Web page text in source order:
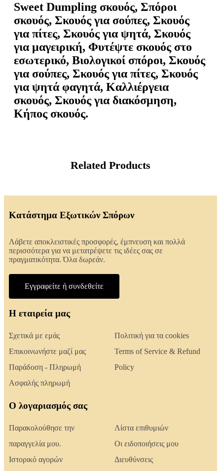
Sweet Dumpling σκουός, Σπόροι
σκουός, Σκουός για σούπες, Σκουός
για πίτες, Σκουός για ψητά, Σκουός
για μαγειρική, Φυτέψτε σκουός στο
εσωτερικό, Βιολογικοί σπόροι, Σκουός
για σούπες, Σκουός για πίτες, Σκουός
για ψητά φαγητά, Καλλιέργεια
σκουός, Σκουός για διακόσμηση,
Κήπος σκουός.
Related Products
Κατάστημα Εξωτικών Σπόρων
Λάβετε αποκλειστικές προσφορές, έμπνευση και πολλά
περισσότερα για να μετατρέψετε τις ιδέες σας σε
πραγματικότητα. Όλα δωρεάν.
Εγγραφείτε ή συνδεθείτε
Η εταιρεία μας
Σχετικά με εμάς
Επικοινωνήστε μαζί μας
Παράδοση - Πληρωμή
Ασφαλής πληρωμή
Πολιτική για τα cookies
Terms of Service & Refund
Policy
Ο λογαριασμός σας
Παρακολούθησε την
παραγγελία μου.
Ιστορικό αγορών
Λίστα επιθυμιών
Οι ειδοποιήσεις μου
Διευθύνσεις